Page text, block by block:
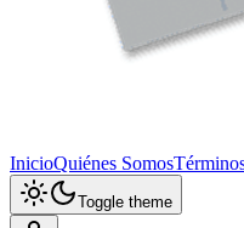
InicioQuiénes Somos
Toggle theme